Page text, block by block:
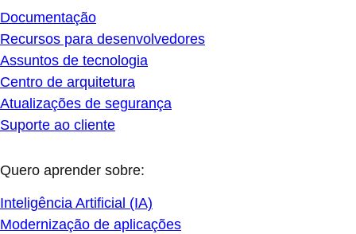
Documentação
Recursos para desenvolvedores
Assuntos de tecnologia
Centro de arquitetura
Atualizações de segurança
Suporte ao cliente
Quero aprender sobre:
Inteligência Artificial (IA)
Modernização de aplicações